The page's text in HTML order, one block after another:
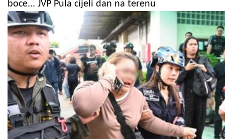
boce... JVP Pula cijeli dan na terenu